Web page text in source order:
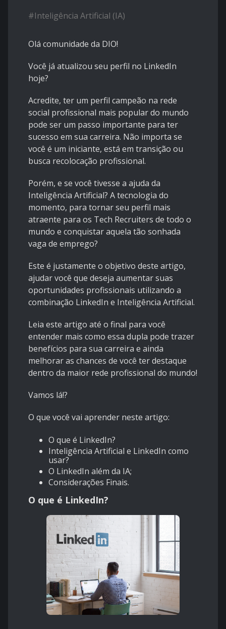
#Inteligência Artificial (IA)
Olá comunidade da DIO!
Você já atualizou seu perfil no LinkedIn
hoje?
Acredite, ter um perfil campeão na rede
social profissional mais popular do mundo
pode ser um passo importante para ter
sucesso em sua carreira. Não importa se
você é um iniciante, está em transição ou
busca recolocação profissional.
Porém, e se você tivesse a ajuda da
Inteligência Artificial? A tecnologia do
momento, para tornar seu perfil mais
atraente para os Tech Recruiters de todo o
mundo e conquistar aquela tão sonhada
vaga de emprego?
Este é justamente o objetivo deste artigo,
ajudar você que deseja aumentar suas
oportunidades profissionais utilizando a
combinação LinkedIn e Inteligência Artificial.
Leia este artigo até o final para você
entender mais como essa dupla pode trazer
benefícios para sua carreira e ainda
melhorar as chances de você ter destaque
dentro da maior rede profissional do mundo!
Vamos lá!?
O que você vai aprender neste artigo:
O que é LinkedIn?
Inteligência Artificial e LinkedIn como
usar?
O LinkedIn além da IA;
Considerações Finais.
O que é LinkedIn?